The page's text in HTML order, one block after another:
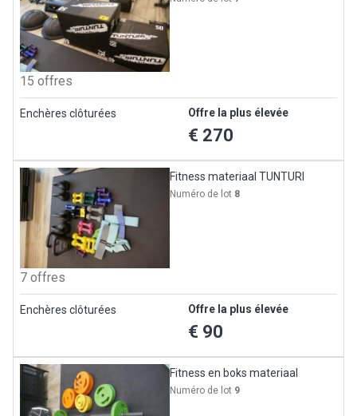
15 offres
Enchères clôturées Offre la plus élevée
€ 270
Fitness materiaal TUNTURI
Numéro de lot 8
7 offres
Enchères clôturées Offre la plus élevée
€ 90
Fitness en boks materiaal
Numéro de lot 9